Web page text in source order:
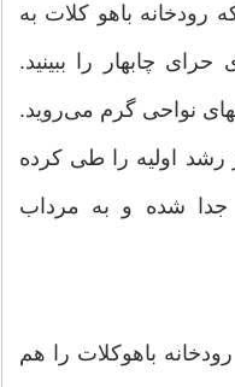
رودخانه باهو کلات به
چابهار را ببینید.
نواحی گرم می‌روید.
اولیه را طی کرده
شده و به مرداب
رودخانه باهوکلات را هم